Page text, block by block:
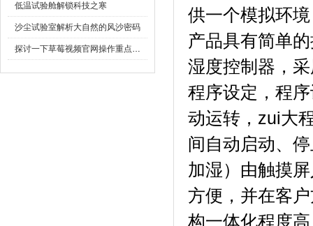
低温试验舱解锁科技之寒
沙尘试验室解析大自然的风沙密码
探讨一下草莓视频官网操作重点是什么
供一个模拟环境
产品具有简单的
湿度控制器
程序设定，程序
动运转，zui大
间自动启动、停
加湿）由触摸屏
方便，并在客
构一体化程度高